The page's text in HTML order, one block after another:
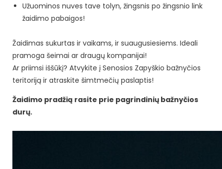
Užuominos nuves tave tolyn, žingsnis po žingsnio link
žaidimo pabaigos!
Žaidimas sukurtas ir vaikams, ir suaugusiesiems. Ideali
pramoga šeimai ar draugų kompanijai!
Ar priimsi iššūkį? Atvykite į Senosios Zapyškio bažnyčios
teritoriją ir atraskite šimtmečių paslaptis!
Žaidimo pradžią rasite prie pagrindinių bažnyčios
durų.